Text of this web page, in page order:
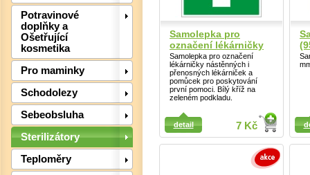
Potravinové
doplňky a
Ošetřující
kosmetika
Pro maminky
Schodolezy
Sebeobsluha
Sterilizátory
Teploměry
Samolepka pro
označení lékárničky
Samolepka pro označení
lékárničky nástěnných i
přenosných lékárniček a
pomůcek pro poskytování
první pomoci. Bílý kříž na
zeleném podkladu.
7 Kč
detail
Detail
Detail